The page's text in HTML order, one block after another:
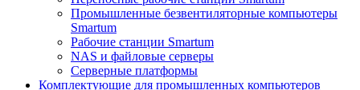
Промышленные безвентиляторные компьютеры
Smartum
Рабочие станции Smartum
NAS и файловые серверы
Серверные платформы
Комплектующие для промышленных компьютеров